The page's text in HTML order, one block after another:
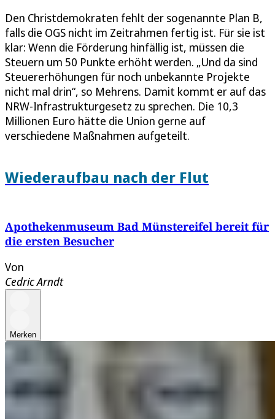
Den Christdemokraten fehlt der sogenannte Plan B,
falls die OGS nicht im Zeitrahmen fertig ist. Für sie ist
klar: Wenn die Förderung hinfällig ist, müssen die
Steuern um 50 Punkte erhöht werden. „Und da sind
Steuererhöhungen für noch unbekannte Projekte
nicht mal drin“, so Mehrens. Damit kommt er auf das
NRW-Infrastrukturgesetz zu sprechen. Die 10,3
Millionen Euro hätte die Union gerne auf
verschiedene Maßnahmen aufgeteilt.
Wiederaufbau nach der Flut
Apothekenmuseum Bad Münstereifel bereit für
die ersten Besucher
Von
Cedric Arndt
Merken